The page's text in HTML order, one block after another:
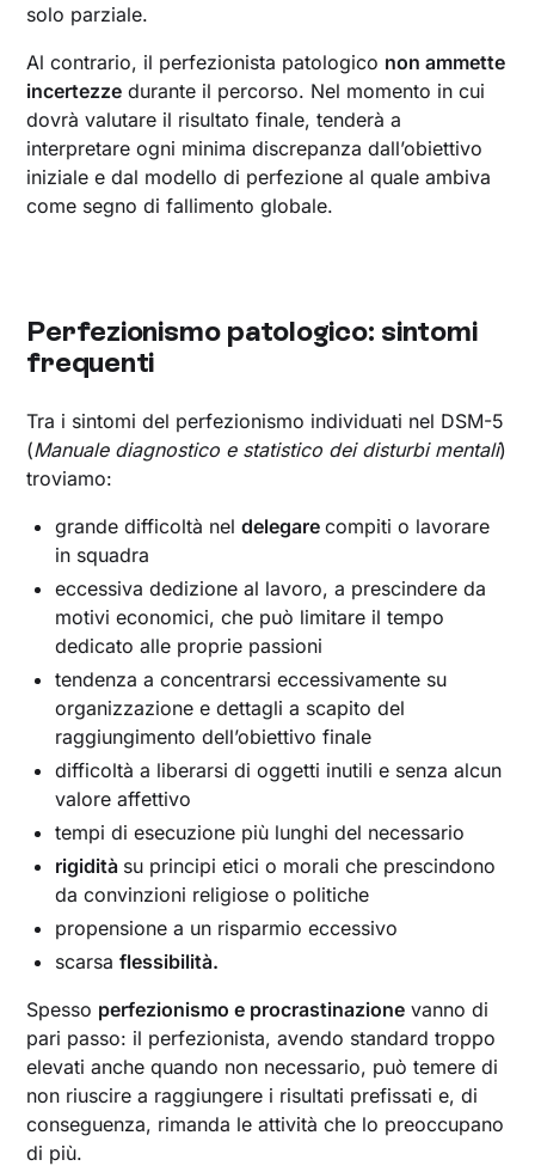
solo parziale.
Al contrario, il perfezionista patologico non ammette
incertezze durante il percorso. Nel momento in cui
dovrà valutare il risultato finale, tenderà a
interpretare ogni minima discrepanza dall’obiettivo
iniziale e dal modello di perfezione al quale ambiva
come segno di fallimento globale.‍
Perfezionismo patologico: sintomi
frequenti
Tra i sintomi del perfezionismo individuati nel DSM-5
(Manuale diagnostico e statistico dei disturbi mentali)
troviamo:
grande difficoltà neldelegarecompiti o lavorare
in squadra
eccessiva dedizione al lavoro, a prescindere da
motivi economici, che può limitare il tempo
dedicato alle proprie passioni
tendenza a concentrarsi eccessivamente su
organizzazione e dettagli a scapito del
raggiungimento dell’obiettivo finale
difficoltà a liberarsi di oggetti inutili e senza alcun
valore affettivo
tempi di esecuzione più lunghi del necessario
rigidità su principi etici o morali che prescindono
da convinzioni religiose o politiche
propensione a un risparmio eccessivo
scarsaflessibilità.
Spesso perfezionismo e procrastinazione vanno di
pari passo: il perfezionista, avendo standard troppo
elevati anche quando non necessario, può temere di
non riuscire a raggiungere i risultati prefissati e, di
conseguenza, rimanda le attività che lo preoccupano
di più.